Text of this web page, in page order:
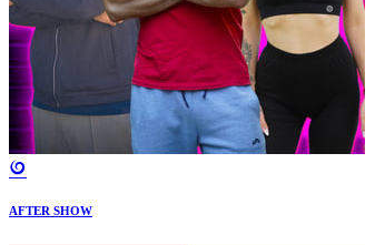
AFTER SHOW